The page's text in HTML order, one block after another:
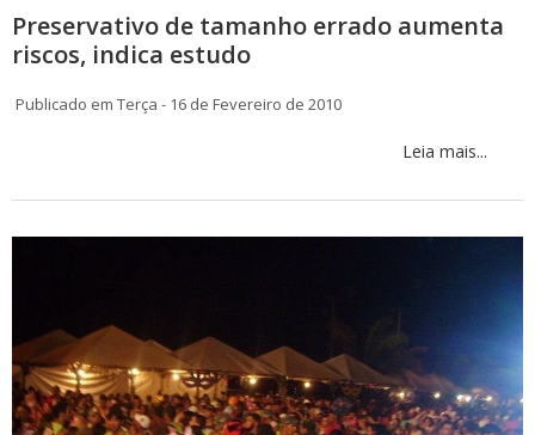
Preservativo de tamanho errado aumenta
riscos, indica estudo
Publicado em Terça - 16 de Fevereiro de 2010
Leia mais...